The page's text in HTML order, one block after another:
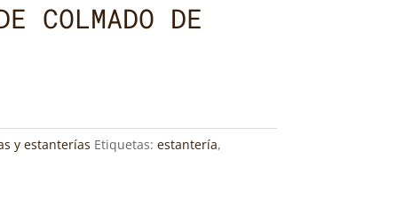
COLMADO DE
y estanterías Etiquetas: estantería,